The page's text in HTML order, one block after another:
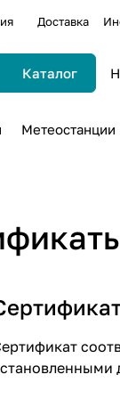
Доставка
Каталог
Метеостанции